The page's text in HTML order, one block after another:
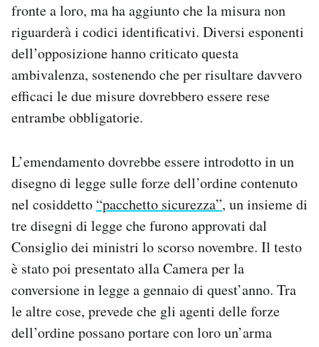
fronte a loro, ma ha aggiunto che la misura non
riguarderà i codici identificativi. Diversi esponenti
dell’opposizione hanno criticato questa
ambivalenza, sostenendo che per risultare davvero
efficaci le due misure dovrebbero essere rese
entrambe obbligatorie.
L’emendamento dovrebbe essere introdotto in un
disegno di legge sulle forze dell’ordine contenuto
nel cosiddetto “pacchetto sicurezza”, un insieme di
tre disegni di legge che furono approvati dal
Consiglio dei ministri lo scorso novembre. Il testo
è stato poi presentato alla Camera per la
conversione in legge a gennaio di quest’anno. Tra
le altre cose, prevede che gli agenti delle forze
dell’ordine possano portare con loro un’arma